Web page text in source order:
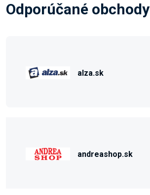
Odporúčané obchody
alza.sk
andreashop.sk